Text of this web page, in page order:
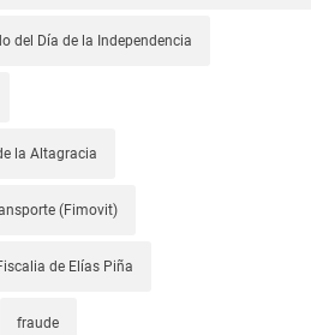
del Día de la Independencia
la Altagracia
(Fimovit)
de Elías Piña
fraude